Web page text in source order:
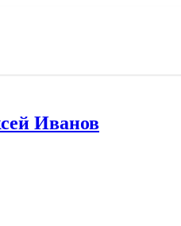
Иванов